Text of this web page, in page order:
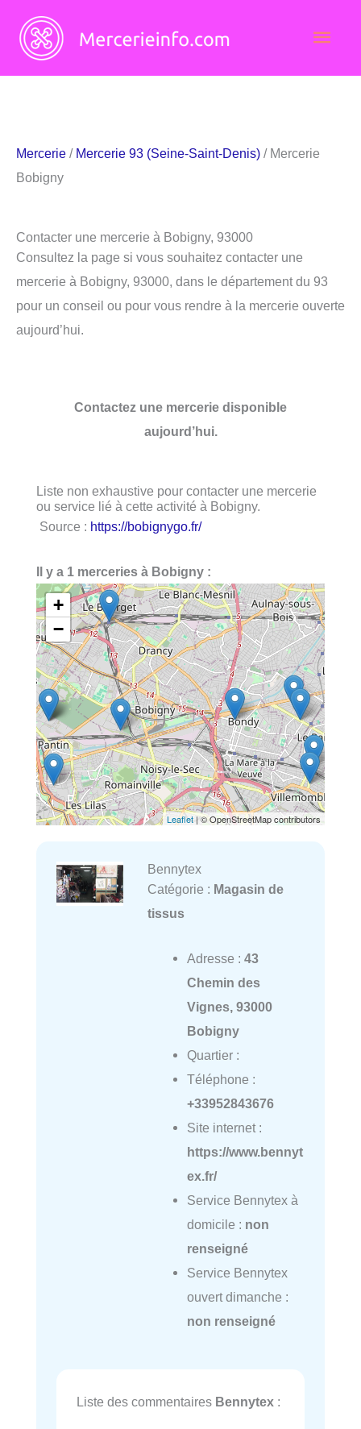
contenu
Mercerie / Mercerie 93 (Seine-Saint-Denis) / Mercerie
Bobigny
Contacter une mercerie à Bobigny, 93000
Consultez la page si vous souhaitez contacter une
mercerie à Bobigny, 93000, dans le département du 93
pour un conseil ou pour vous rendre à la mercerie ouverte
aujourd’hui.
Contactez une mercerie disponible
aujourd’hui.
Liste non exhaustive pour contacter une mercerie
ou service lié à cette activité à Bobigny.
Source : https://bobignygo.fr/
Il y a 1 merceries à Bobigny :
+
−
Leaflet| © OpenStreetMap contributors
Bennytex
Catégorie : Magasin de
tissus
Adresse : 43
Chemin des
Vignes, 93000
Bobigny
Quartier :
Téléphone :
+33952843676
Site internet :
https://www.bennyt
ex.fr/
Service Bennytex à
domicile : non
renseigné
Service Bennytex
ouvert dimanche :
non renseigné
Liste des commentaires Bennytex :